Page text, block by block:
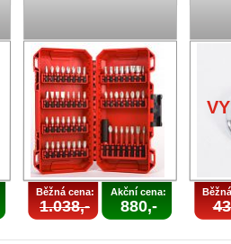
Běžná cena:
1.038,-
Akční cena:
880,-